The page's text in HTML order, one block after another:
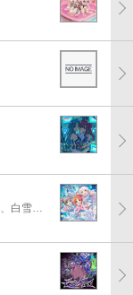
桐生つかさ(CV:河瀬茉希)、木村夏樹(CV:安野希世乃)、白雪千夜(CV:関口理咲)